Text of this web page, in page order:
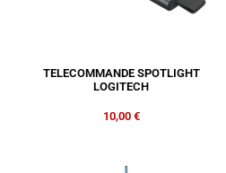
TELECOMMANDE SPOTLIGHT
LOGITECH
10,00 €